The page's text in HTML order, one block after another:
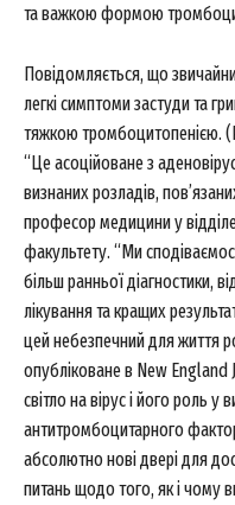
та важкою формою
Повідомляється, що
легкі симптоми застуди та
тяжкою тромбоцитопенією.
“Це асоційоване з
визнаних розладів,
професор медицини у
факультету. “Ми
більш ранньої діагностики,
лікування та кращих
цей небезпечний для життя
опубліковане в New
світло на вірус і його роль у
антитромбоцитарного
абсолютно нові двері для
питань щодо того, як і чому